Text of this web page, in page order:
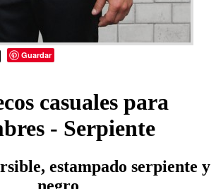
Guardar
casuales para
- Serpiente
estampado serpiente y